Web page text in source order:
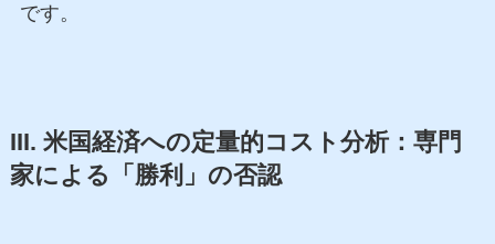
です。
III. 米国経済への定量的コスト分析：専門
家による「勝利」の否認